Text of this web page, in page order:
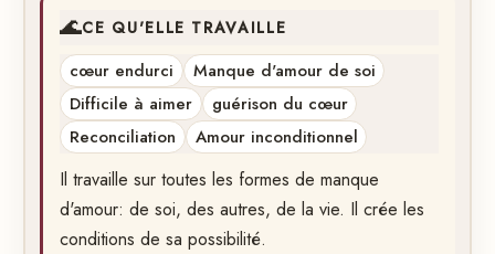
🌊CE QU'ELLE TRAVAILLE
cœur endurci
Manque d'amour de soi
Difficile à aimer
guérison du cœur
Reconciliation
Amour inconditionnel
Il travaille sur toutes les formes de manque
d'amour: de soi, des autres, de la vie. Il crée les
conditions de sa possibilité.